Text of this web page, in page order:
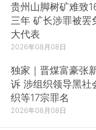
贵州山脚树矿难致
三年 矿长涉罪被罢
大代表
2026年08月08日
独家｜晋煤富豪张
诉 涉组织领导黑社
织等17宗罪名
2026年08月08日